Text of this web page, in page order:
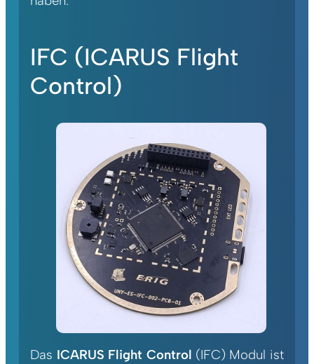
IFC (ICARUS Flight
Control)
Das ICARUS Flight Control (IFC) Modul ist